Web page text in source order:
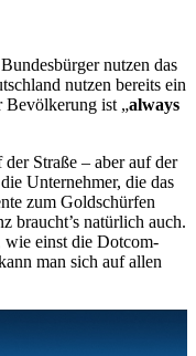
nutzen das
nutzen bereits ein
Bevölkerung ist „always
Straße – aber auf der
Unternehmer, die das
zum Goldschürfen
braucht’s natürlich auch.
wie einst die Dotcom-
man sich auf allen